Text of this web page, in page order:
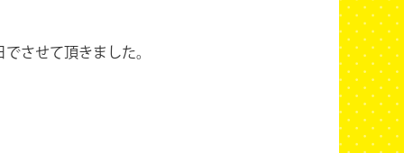
させて頂きました。